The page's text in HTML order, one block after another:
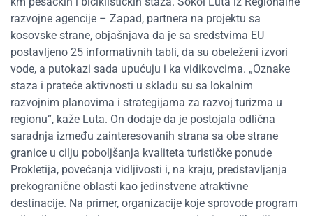
razvojne agencije – Zapad, partnera na projektu sa
kosovske strane, objašnjava da je sa sredstvima EU
postavljeno 25 informativnih tabli, da su obeleženi izvori
vode, a putokazi sada upućuju i ka vidikovcima. „Oznake
staza i prateće aktivnosti u skladu su sa lokalnim
razvojnim planovima i strategijama za razvoj turizma u
regionu“, kaže Luta. On dodaje da je postojala odlična
saradnja između zainteresovanih strana sa obe strane
granice u cilju poboljšanja kvaliteta turističke ponude
Prokletija, povećanja vidljivosti i, na kraju, predstavljanja
prekogranične oblasti kao jedinstvene atraktivne
destinacije. Na primer, organizacije koje sprovode program